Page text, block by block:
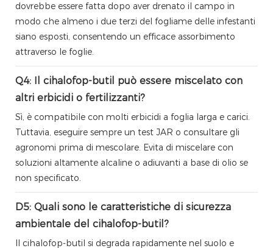
dovrebbe essere fatta dopo aver drenato il campo in
modo che almeno i due terzi del fogliame delle infestanti
siano esposti, consentendo un efficace assorbimento
attraverso le foglie.
Q4: Il cihalofop-butil può essere miscelato con
altri erbicidi o fertilizzanti?
Sì, è compatibile con molti erbicidi a foglia larga e carici.
Tuttavia, eseguire sempre un test JAR o consultare gli
agronomi prima di mescolare. Evita di miscelare con
soluzioni altamente alcaline o adiuvanti a base di olio se
non specificato.
D5: Quali sono le caratteristiche di sicurezza
ambientale del cihalofop-butil?
Il cihalofop-butil si degrada rapidamente nel suolo e